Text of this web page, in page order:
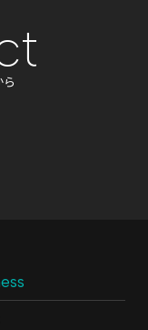
t
ら